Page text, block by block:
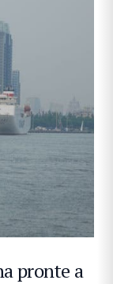
pronte a